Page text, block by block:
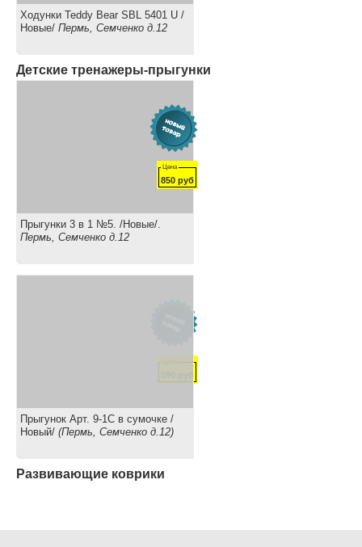
Ходунки Teddy Bear SBL 5401 U /
Новые/ Пермь, Семченко д.12
Детские тренажеры-прыгунки
Цена
850 руб
Прыгунки 3 в 1 №5. /Новые/.
Пермь, Семченко д.12
Прыгунок Арт. 9-1С в сумочке /
Новый/ (Пермь, Семченко д.12)
Развивающие коврики